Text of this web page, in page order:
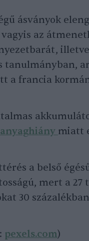
ásványok
vagyis az
tanulmányban,
a francia
miatt
a belső
mert a 27
30
pexels.com)